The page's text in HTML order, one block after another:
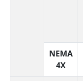
NEMA
4X